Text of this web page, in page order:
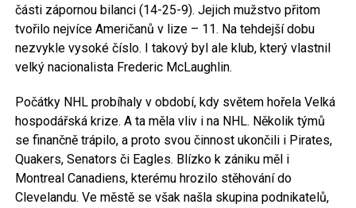
části zápornou bilanci (14-25-9). Jejich mužstvo přitom
tvořilo nejvíce Američanů v lize – 11. Na tehdejší dobu
nezvykle vysoké číslo. I takový byl ale klub, který vlastnil
velký nacionalista Frederic McLaughlin.
Počátky NHL probíhaly v období, kdy světem hořela Velká
hospodářská krize. A ta měla vliv i na NHL. Několik týmů
se finančně trápilo, a proto svou činnost ukončili i Pirates,
Quakers, Senators či Eagles. Blízko k zániku měl i
Montreal Canadiens, kterému hrozilo stěhování do
Clevelandu. Ve městě se však našla skupina podnikatelů,